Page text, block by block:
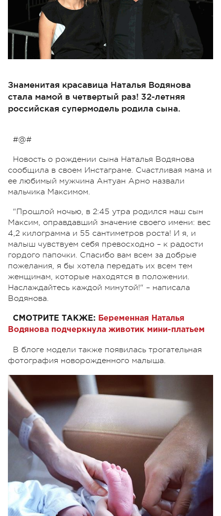
Знаменитая красавица Наталья Водянова
стала мамой в четвертый раз! 32-летняя
российская супермодель родила сына.
#@#
Новость о рождении сына Наталья Водянова
сообщила в своем Инстаграме. Счастливая мама и
ее любимый мужчина Антуан Арно назвали
мальчика Максимом.
"Прошлой ночью, в 2:45 утра родился наш сын
Максим, оправдавший значение своего имени: вес
4,2 килограмма и 55 сантиметров роста! И я, и
малыш чувствуем себя превосходно – к радости
гордого папочки. Спасибо вам всем за добрые
пожелания, я бы хотела передать их всем тем
женщинам, которые находятся в положении.
Наслаждайтесь каждой минутой!" – написала
Водянова.
СМОТРИТЕ ТАКЖЕ: Беременная Наталья
Водянова подчеркнула животик мини-платьем
В блоге модели также появилась трогательная
фотография новорожденного малыша.